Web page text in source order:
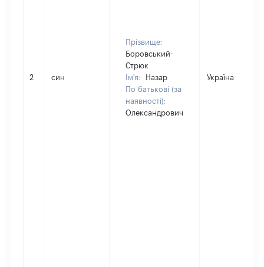
2 син
Прізвище:
Боровський-
Стрюк
Ім'я:
Назар
По батькові (за
наявності):
Олександрович
Україна